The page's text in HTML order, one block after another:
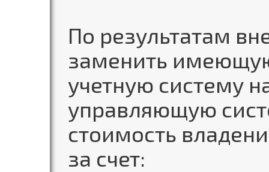
По результатам
заменить
учетную систему
управляющую
стоимость
за счет: